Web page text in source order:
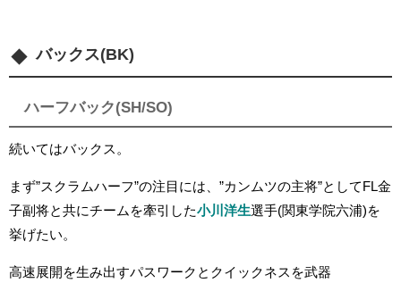
バックス(BK)
ハーフバック(SH/SO)
続いてはバックス。
まず”スクラムハーフ”の注目には、”カンムツの主将”としてFL金
子副将と共にチームを牽引した小川洋生選手(関東学院六浦)を
挙げたい。
高速展開を生み出すパスワークとクイックネスを武器